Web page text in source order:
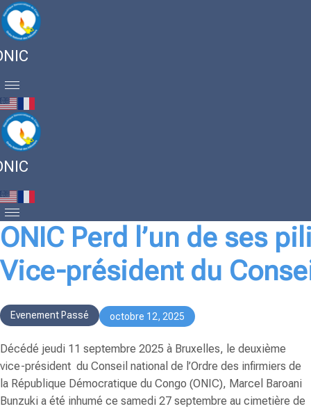
ONIC Perd l’un de ses
Vice-président du
Evenement Passé octobre 12, 2025
Décédé jeudi 11 septembre 2025 à Bruxelles, le deuxième
vice-président du Conseil national de l’Ordre des infirmiers de
la République Démocratique du Congo (ONIC), Marcel Baroani
Bunzuki a été inhumé ce samedi 27 septembre au cimetière de